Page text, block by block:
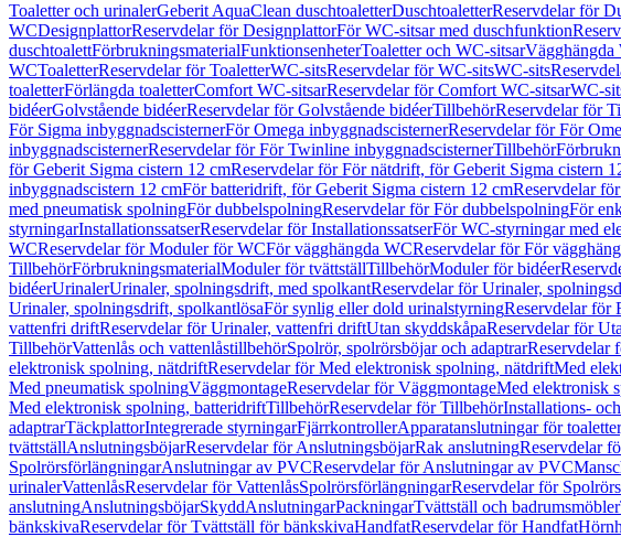
Toaletter och urinalerGeberit AquaClean duschtoaletterDuschtoaletterReservdelar för
WCDesignplattorReservdelar för DesignplattorFör WC-sitsar med duschfunktion
duschtoalettFörbrukningsmaterialFunktionsenheterToaletter och WC-sitsarVägghängda
WCToaletterReservdelar för ToaletterWC-sitsReservdelar för WC-sitsWC-sits
toaletterFörlängda toaletterComfort WC-sitsarReservdelar för Comfort WC-sitsarWC-
bidéerGolvstående bidéerReservdelar för Golvstående bidéerTillbehörReservdelar för
För Sigma inbyggnadscisternerFör Omega inbyggnadscisternerReservdelar för För
inbyggnadscisternerReservdelar för För Twinline inbyggnadscisternerTillbehör
för Geberit Sigma cistern 12 cmReservdelar för För nätdrift, för Geberit Sigma cistern
inbyggnadscistern 12 cmFör batteridrift, för Geberit Sigma cistern 12 cmReservdelar
med pneumatisk spolningFör dubbelspolningReservdelar för För dubbelspolningFör
styrningarInstallationssatserReservdelar för InstallationssatserFör WC-styrningar med
WCReservdelar för Moduler för WCFör vägghängda WCReservdelar för För
TillbehörFörbrukningsmaterialModuler för tvättställTillbehörModuler för bidéer
bidéerUrinalerUrinaler, spolningsdrift, med spolkantReservdelar för Urinaler,
Urinaler, spolningsdrift, spolkantlösaFör synlig eller dold urinalstyrningReservdelar för
vattenfri driftReservdelar för Urinaler, vattenfri driftUtan skyddskåpaReservdelar för
TillbehörVattenlås och vattenlåstillbehörSpolrör, spolrörsböjar och adaptrarReservdelar
elektronisk spolning, nätdriftReservdelar för Med elektronisk spolning, nätdriftMed
Med pneumatisk spolningVäggmontageReservdelar för VäggmontageMed elektronisk
Med elektronisk spolning, batteridriftTillbehörReservdelar för TillbehörInstallations-
adaptrarTäckplattorIntegrerade styrningarFjärrkontrollerApparatanslutningar för
tvättställAnslutningsböjarReservdelar för AnslutningsböjarRak anslutningReservdelar
SpolrörsförlängningarAnslutningar av PVCReservdelar för Anslutningar av PVC
urinalerVattenlåsReservdelar för VattenlåsSpolrörsförlängningarReservdelar för
anslutningAnslutningsböjarSkyddAnslutningarPackningarTvättställ och badrumsmöbler
bänkskivaReservdelar för Tvättställ för bänkskivaHandfatReservdelar för Handfat